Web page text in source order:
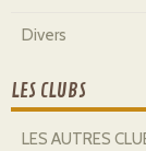
Divers
LES CLUBS
LES AUTRES